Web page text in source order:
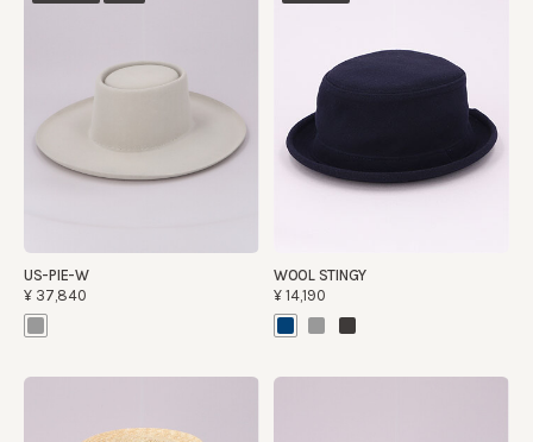
US-PIE-W
¥37,840
WOOL STINGY
¥14,190